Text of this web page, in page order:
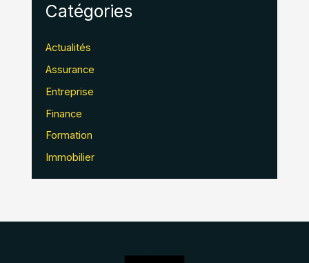
Catégories
Actualités
Assurance
Entreprise
Finance
Formation
Immobilier